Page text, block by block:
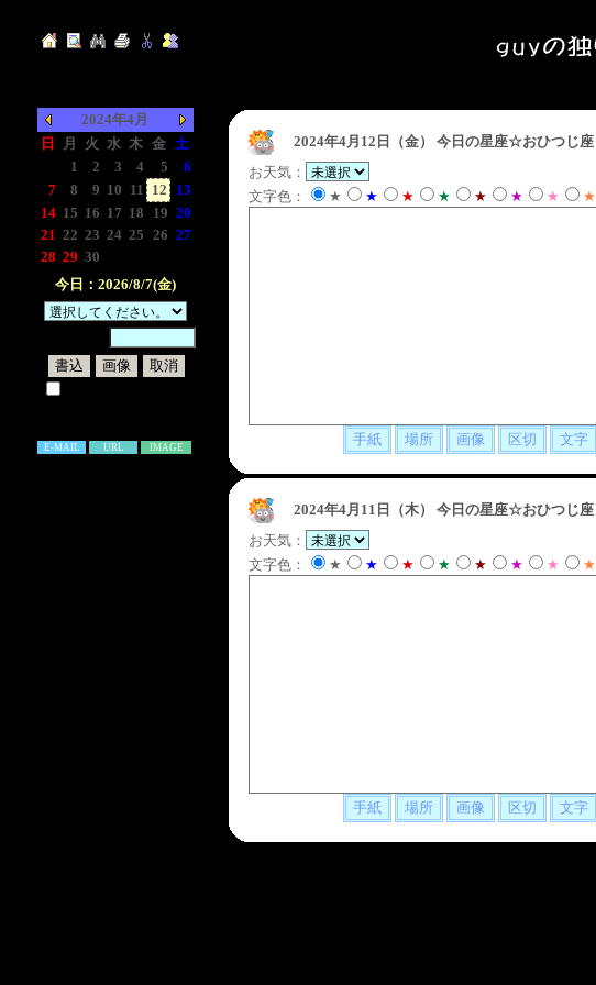
2024年4月
日
月 火 水 木 金 土
1 2 3 4 5
6
7
8 9 10 11 12
13
14 15 16 17 18 19 20
21 22 23 24 25 26 27
28 29 30
今日：2026/8/7(金)
E-MAIL URL IMAGE
2024年4月12日（金）
今日の星座☆おひつじ座
お天気：
文字色：
★ ★ ★ ★ ★ ★ ★ ★
2024年4月11日（木）
今日の星座☆おひつじ座
お天気：
文字色：
★ ★ ★ ★ ★ ★ ★ ★